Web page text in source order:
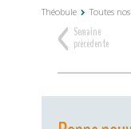
Théobule Toutes
<Semaine
précédente